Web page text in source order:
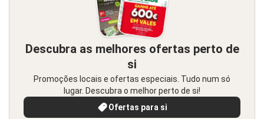
Descubra as melhores ofertas perto de
si
Promoções locais e ofertas especiais. Tudo num só
lugar. Descubra o melhor perto de si!
Ofertas para si